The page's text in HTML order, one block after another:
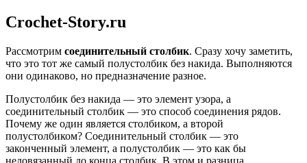
Crochet-Story.ru
Рассмотрим соединительный столбик. Сразу хочу заметить,
что это тот же самый полустолбик без накида. Выполняются
они одинаково, но предназначение разное.
Полустолбик без накида — это элемент узора, а
соединительный столбик — это способ соединения рядов.
Почему же один является столбиком, а второй
полустолбиком? Соединительный столбик — это
законченный элемент, а полустолбик — это как бы